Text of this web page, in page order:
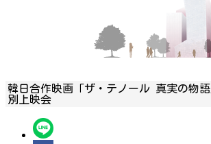
韓日合作映画「ザ・テノール 真実の物
別上映会